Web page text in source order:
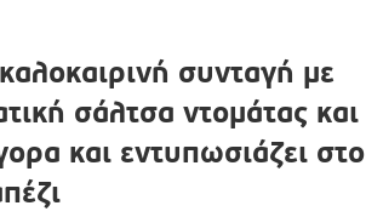
συνταγή με
σάλτσα ντομάτας και
και εντυπωσιάζει στο